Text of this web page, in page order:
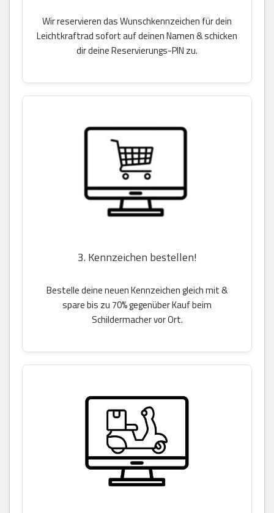
Wir reservieren das Wunschkennzeichen für dein
Leichtkraftrad sofort auf deinen Namen & schicken
dir deine Reservierungs-PIN zu.
3. Kennzeichen bestellen!
Bestelle deine neuen Kennzeichen gleich mit &
spare bis zu 70% gegenüber Kauf beim
Schildermacher vor Ort.